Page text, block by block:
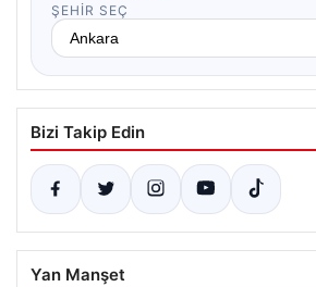
ŞEHIR SEÇ
Bizi Takip Edin
Yan Manşet